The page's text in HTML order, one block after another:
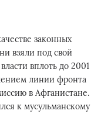
законных
взяли под свой
вплоть до 2001
линии фронта
в Афганистане.
к мусульманскому